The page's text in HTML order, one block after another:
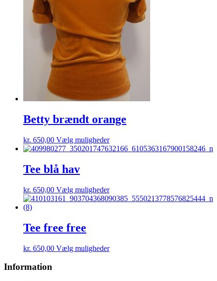
varesiden
Betty brændt orange
kr. 650,00 Vælg mulighederDette
vare
kan
vælges
Tee blå hav
kr. 650,00 Vælg mulighederDette
vare
vælges
Tee free free
kr. 650,00 Vælg mulighederDette
Information